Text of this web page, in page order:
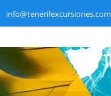
info@tenerifexcursiones.com